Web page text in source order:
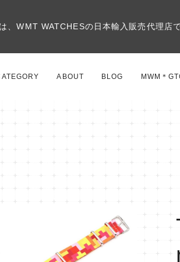
、WMT WATCHESの日本輸入販売代理店で
ABOUT BLOG MWM＊